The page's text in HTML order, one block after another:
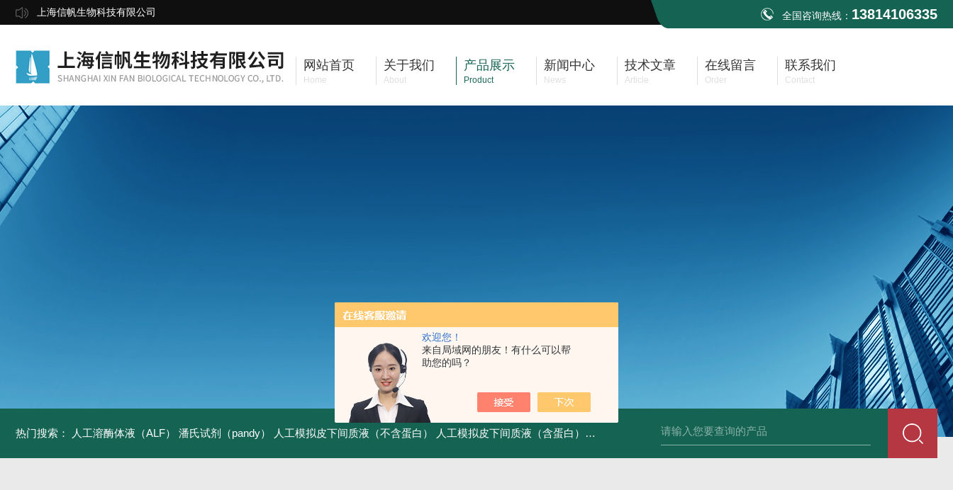
欢迎您！
来自局域网的朋友！有什么可以帮
助您的吗？
上海信帆生物科技有限公司 全国咨询热线： 13814106335
网站首页
Home
关于我们
About
产品展示
Product
新闻中心
News
技术文章
Article
在线留言
Order
联系我们
Contact
热门搜索： 人工溶酶体液（ALF） 潘氏试剂（pandy） 人工模拟皮下间质液（不含蛋白） 人工模拟皮下间质液（含蛋白） FITC标记小鼠抗His tag 组织细胞固定液（8％，PFA） 总胆汁酸（TBA）质